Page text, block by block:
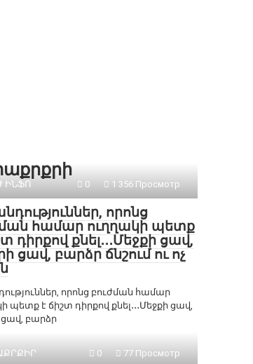
ԻՆՖՈ 0 1 356 Просмотр
որոնց
համար ուղղակի պետք
դիրքով քնել․․․Մեջքի ցավ,
ցավ, բարձր ճնշում ու ոչ
որոնց բուժման համար
պետք է ճիշտ դիրքով քնել․․․Մեջքի ցավ,
ցավ, բարձր
0 77 Просмотр